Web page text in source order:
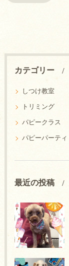
カテゴリー
しつけ教室
トリミング
パピークラス
パピーパーティ
最近の投稿